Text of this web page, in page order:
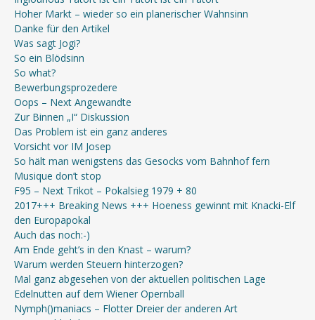
Hoher Markt – wieder so ein planerischer Wahnsinn
Danke für den Artikel
Was sagt Jogi?
So ein Blödsinn
So what?
Bewerbungsprozedere
Oops – Next Angewandte
Zur Binnen „I“ Diskussion
Das Problem ist ein ganz anderes
Vorsicht vor IM Josep
So hält man wenigstens das Gesocks vom Bahnhof fern
Musique don’t stop
F95 – Next Trikot – Pokalsieg 1979 + 80
2017+++ Breaking News +++ Hoeness gewinnt mit Knacki-Elf
den Europapokal
Auch das noch:-)
Am Ende geht’s in den Knast – warum?
Warum werden Steuern hinterzogen?
Mal ganz abgesehen von der aktuellen politischen Lage
Edelnutten auf dem Wiener Opernball
Nymph()maniacs – Flotter Dreier der anderen Art